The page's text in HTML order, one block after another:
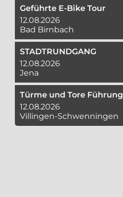
Geführte E-Bike Tour
12.08.2026
Bad Birnbach
STADTRUNDGANG
12.08.2026
Jena
Türme und Tore Führung
12.08.2026
Villingen-Schwenningen